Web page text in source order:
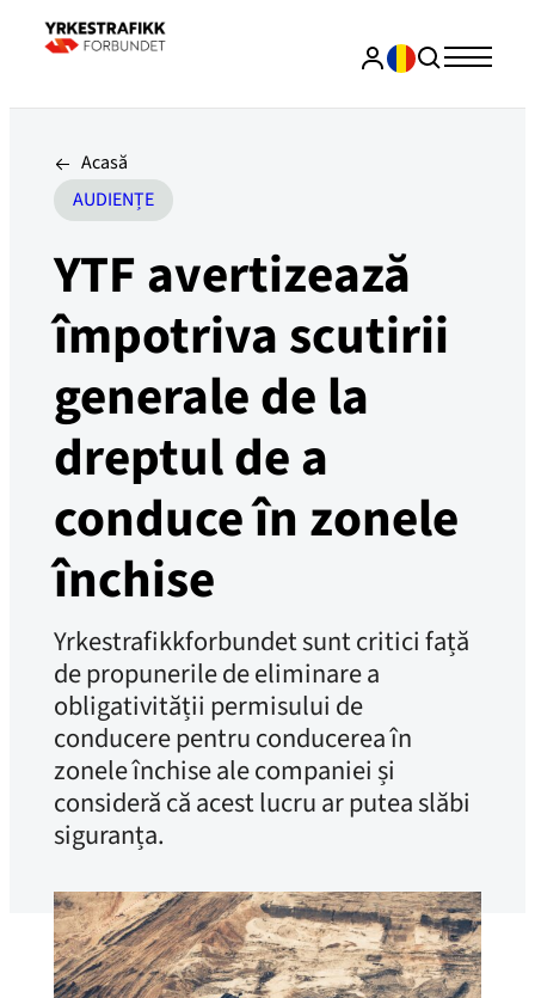
Acasă
AUDIENȚE
YTF avertizează
împotriva scutirii
generale de la
dreptul de a
conduce în zonele
închise
Yrkestrafikkforbundet sunt critici față
de propunerile de eliminare a
obligativității permisului de
conducere pentru conducerea în
zonele închise ale companiei și
consideră că acest lucru ar putea slăbi
siguranța.